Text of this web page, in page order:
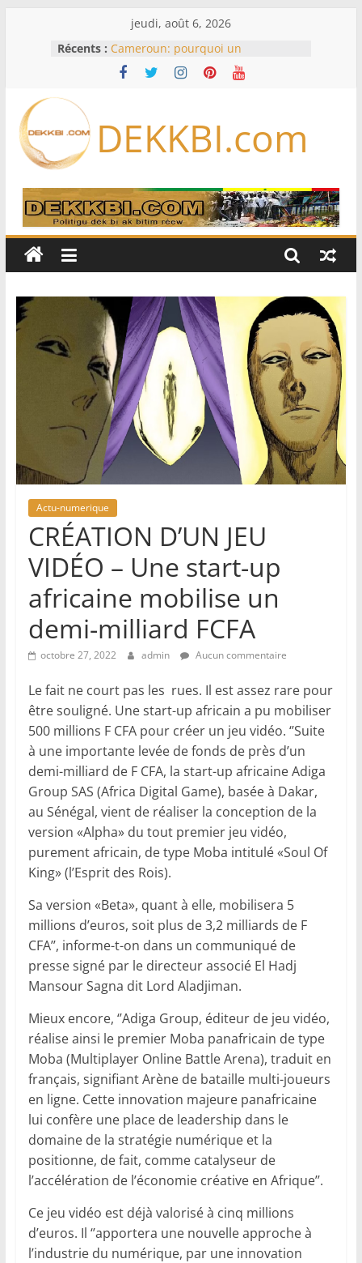
jeudi, août 6, 2026
Récents : Cameroun: pourquoi un
remaniement au sommet de
l’armée alors que Paul Biya est hors
logiciels écrits par l’IA, dominé par
Anthropic et OpenAI
Disney s’associe à TikTok pour tirer
davantage profit de ses univers
légendaires
France – Algérie: l’affaire Mehdi
policière contre le narcotrafic
DEKKBI.com
Actu-numerique
CRÉATION D’UN JEU
VIDÉO – Une start-up
africaine mobilise un
demi-milliard FCFA
octobre 27, 2022 admin Aucun commentaire
Le fait ne court pas les rues. Il est assez rare pour
être souligné. Une start-up africain a pu mobiliser
500 millions F CFA pour créer un jeu vidéo. ‘’Suite
à une importante levée de fonds de près d’un
demi-milliard de F CFA, la start-up africaine Adiga
Group SAS (Africa Digital Game), basée à Dakar,
au Sénégal, vient de réaliser la conception de la
version «Alpha» du tout premier jeu vidéo,
purement africain, de type Moba intitulé «Soul Of
King» (l’Esprit des Rois).
Sa version «Beta», quant à elle, mobilisera 5
millions d’euros, soit plus de 3,2 milliards de F
CFA’’, informe-t-on dans un communiqué de
presse signé par le directeur associé El Hadj
Mansour Sagna dit Lord Aladjiman.
Mieux encore, ‘’Adiga Group, éditeur de jeu vidéo,
réalise ainsi le premier Moba panafricain de type
Moba (Multiplayer Online Battle Arena), traduit en
français, signifiant Arène de bataille multi-joueurs
en ligne. Cette innovation majeure panafricaine
lui confère une place de leadership dans le
domaine de la stratégie numérique et la
positionne, de fait, comme catalyseur de
l’accélération de l’économie créative en Afrique’’.
Ce jeu vidéo est déjà valorisé à cinq millions
d’euros. Il ‘’apportera une nouvelle approche à
l’industrie du numérique, par une innovation